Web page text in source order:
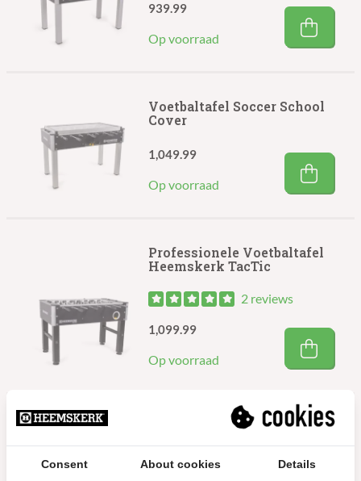
Op voorraad
939.99
Voetbaltafel Soccer School
Cover
Op voorraad
1,049.99
Professionele Voetbaltafel
Heemskerk TacTic
2 reviews
Op voorraad
1,099.99
Voetbaltafel High TacTic
Consent About cookies Details